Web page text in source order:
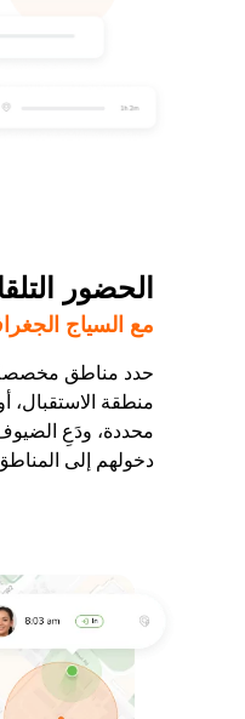
الحضور
مع السياج
حدد مناطق مخصصةً
منطقة الاستقبال،
محددة، ودَعِ
دخولهم إلى